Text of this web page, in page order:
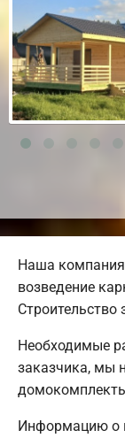
Наша компания
возведение
Строительство
Необходимые
заказчика, мы
Информацию о